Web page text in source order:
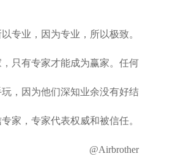
专业，因为专业，所以极致。
只有专家才能成为赢家。任何
，因为他们深知业余没有好结
家，专家代表权威和被信任。
@Airbrother